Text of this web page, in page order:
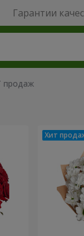
Гарантии
продаж